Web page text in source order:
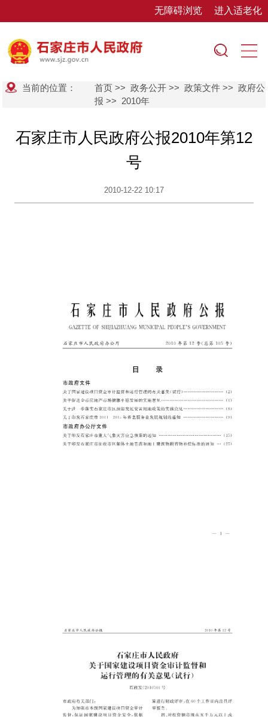
无障碍浏览 进入适老化
当前的位置： 首页 >>政务公开 >>政策文件 >>政府公
报 >> 2010年
石家庄市人民政府公报2010年第12
号
2010-12-22 10:17